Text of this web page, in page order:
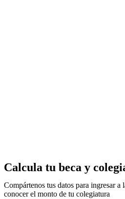
Calcula tu beca y
Compártenos tus datos para ingresar a
conocer el monto de tu colegiatura